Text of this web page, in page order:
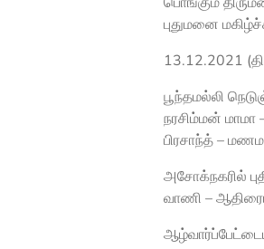
புதுமனை
13.12.2021
பூந்தமல்லி
நரசிம்மன்
பிரசாந்த் –
அசோக்நகரில்
வாணி –